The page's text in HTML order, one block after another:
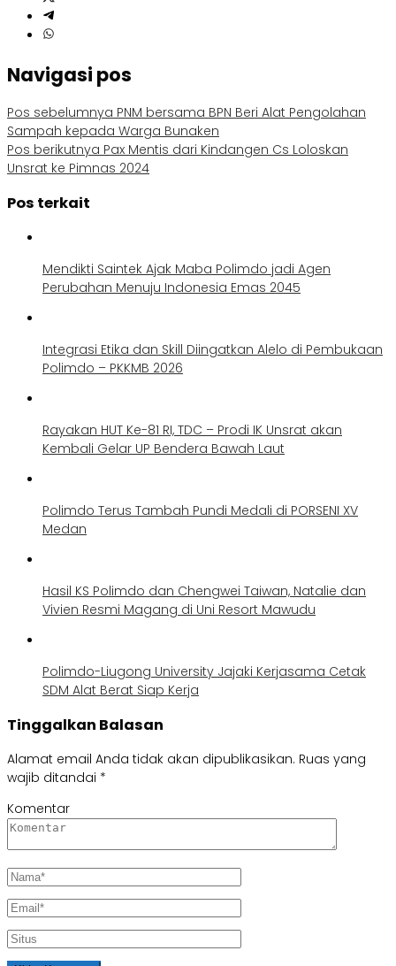
Navigasi pos
Pos sebelumnya PNM bersama BPN Beri Alat Pengolahan
Sampah kepada Warga Bunaken
Pos berikutnya Pax Mentis dari Kindangen Cs Loloskan
Unsrat ke Pimnas 2024
Pos terkait
Mendikti Saintek Ajak Maba Polimdo jadi Agen
Perubahan Menuju Indonesia Emas 2045
Integrasi Etika dan Skill Diingatkan Alelo di Pembukaan
Polimdo – PKKMB 2026
Rayakan HUT Ke-81 RI, TDC – Prodi IK Unsrat akan
Kembali Gelar UP Bendera Bawah Laut
Polimdo Terus Tambah Pundi Medali di PORSENI XV
Medan
Hasil KS Polimdo dan Chengwei Taiwan, Natalie dan
Vivien Resmi Magang di Uni Resort Mawudu
Polimdo-Liugong University Jajaki Kerjasama Cetak
SDM Alat Berat Siap Kerja
Tinggalkan Balasan
Alamat email Anda tidak akan dipublikasikan. Ruas yang
wajib ditandai *
Komentar